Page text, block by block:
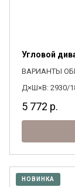
Угловой
ВАРИАНТЫ
Д×Ш×В: 2930/
5 772 р.
НОВИНКА